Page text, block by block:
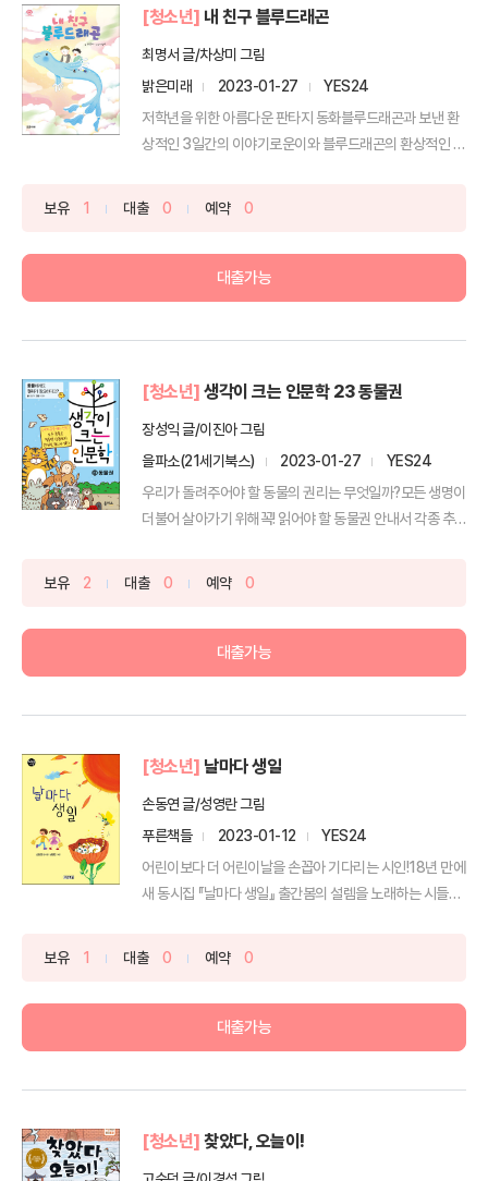
[청소년] 내 친구 블루드래곤
최명서 글/차상미 그림
밝은미래
2023-01-27
YES24
저학년을 위한 아름다운 판타지 동화블루드래곤과 보낸 환
상적인 3일간의 이야기로운이와 블루드래곤의 환상적인 이
보유 1 대출 0 예약 0
대출가능
[청소년] 생각이 크는 인문학 23 동물권
장성익 글/이진아 그림
을파소(21세기북스)
2023-01-27
YES24
우리가 돌려주어야 할 동물의 권리는 무엇일까?모든 생명이
더불어 살아가기 위해꼭! 읽어야 할 동물권 안내서 각종 추
보유 2 대출 0 예약 0
대출가능
[청소년] 날마다 생일
손동연 글/성영란 그림
푸른책들
2023-01-12
YES24
어린이보다 더 어린이날을 손꼽아 기다리는 시인!18년 만에
새 동시집 『날마다 생일』 출간봄의 설렘을 노래하는 시들
보유 1 대출 0 예약 0
대출가능
[청소년] 찾았다, 오늘이!